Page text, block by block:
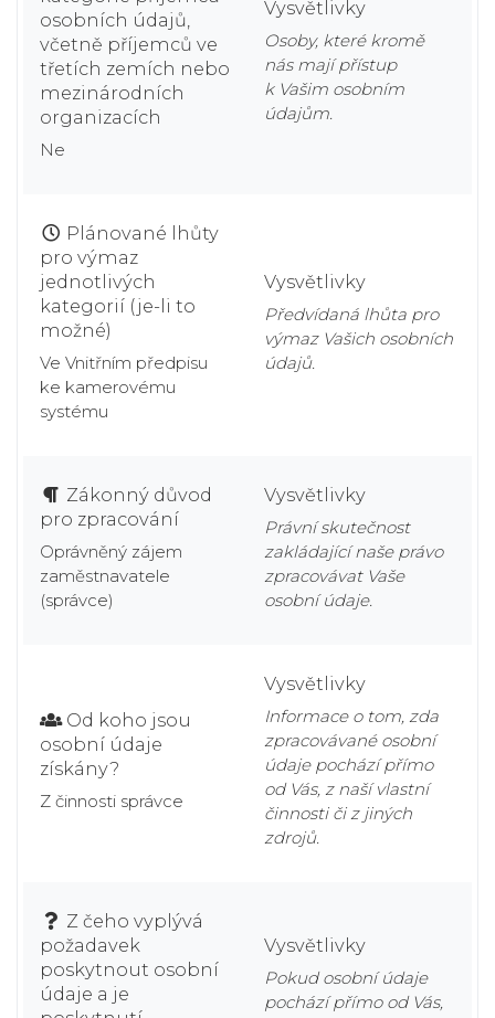
osobních údajů,
včetně příjemců ve
třetích zemích nebo
mezinárodních
organizacích
Ne
Vysvětlivky
Osoby, které kromě
nás mají přístup
k Vašim osobním
údajům.
Plánované lhůty
pro výmaz
jednotlivých
kategorií (je-li to
možné)
Ve Vnitřním předpisu
ke kamerovému
systému
Vysvětlivky
Předvídaná lhůta pro
výmaz Vašich osobních
údajů.
Zákonný důvod
pro zpracování
Oprávněný zájem
zaměstnavatele
(správce)
Vysvětlivky
Právní skutečnost
zakládající naše právo
zpracovávat Vaše
osobní údaje.
Od koho jsou
osobní údaje
získány?
Z činnosti správce
Vysvětlivky
Informace o tom, zda
zpracovávané osobní
údaje pochází přímo
od Vás, z naší vlastní
činnosti či z jiných
zdrojů.
Z čeho vyplývá
požadavek
poskytnout osobní
údaje a je
Vysvětlivky
Pokud osobní údaje
pochází přímo od Vás,